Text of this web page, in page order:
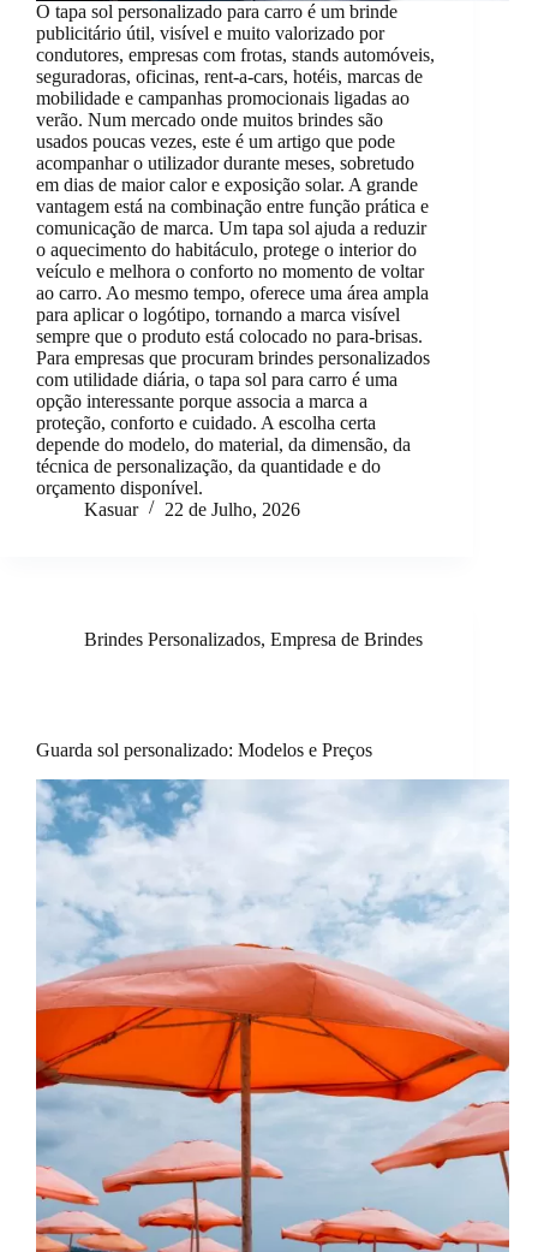
O tapa sol personalizado para carro é um brinde
publicitário útil, visível e muito valorizado por
condutores, empresas com frotas, stands automóveis,
seguradoras, oficinas, rent-a-cars, hotéis, marcas de
mobilidade e campanhas promocionais ligadas ao
verão. Num mercado onde muitos brindes são
usados poucas vezes, este é um artigo que pode
acompanhar o utilizador durante meses, sobretudo
em dias de maior calor e exposição solar. A grande
vantagem está na combinação entre função prática e
comunicação de marca. Um tapa sol ajuda a reduzir
o aquecimento do habitáculo, protege o interior do
veículo e melhora o conforto no momento de voltar
ao carro. Ao mesmo tempo, oferece uma área ampla
para aplicar o logótipo, tornando a marca visível
sempre que o produto está colocado no para-brisas.
Para empresas que procuram brindes personalizados
com utilidade diária, o tapa sol para carro é uma
opção interessante porque associa a marca a
proteção, conforto e cuidado. A escolha certa
depende do modelo, do material, da dimensão, da
técnica de personalização, da quantidade e do
orçamento disponível.
Kasuar
22 de Julho, 2026
Brindes Personalizados, Empresa de Brindes
Guarda sol personalizado: Modelos e Preços